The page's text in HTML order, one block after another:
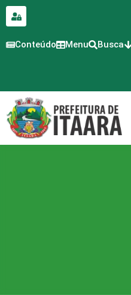
conteúdo
Conteúdo Menu Busca